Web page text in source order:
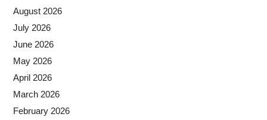
August 2026
July 2026
June 2026
May 2026
April 2026
March 2026
February 2026